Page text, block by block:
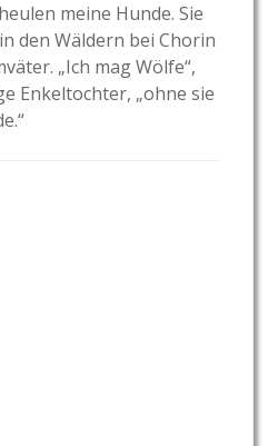
meine Hunde. Sie
den Wäldern bei Chorin
„Ich mag Wölfe“,
Enkeltochter, „ohne sie